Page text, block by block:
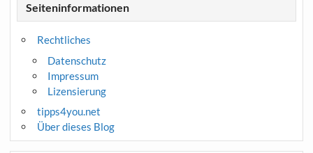
Seiteninformationen
Rechtliches
Datenschutz
Impressum
Lizensierung
tipps4you.net
Über dieses Blog